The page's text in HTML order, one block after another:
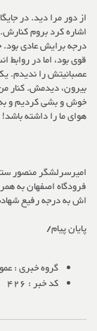
از دور مرا دید. در
اشاره کرد بروم کنارش.
درجه برایش عادی
قوی بود، اما در
عصبانیتش را ندیدم.
بیرون، دیدمش. کنار
خوش و بشی کردیم و
هوای ما را داشته
فرودگاه اصفهان به
اش به درجه رفیع
پایان پیام/
گروه خبری :
کد خبر : 426